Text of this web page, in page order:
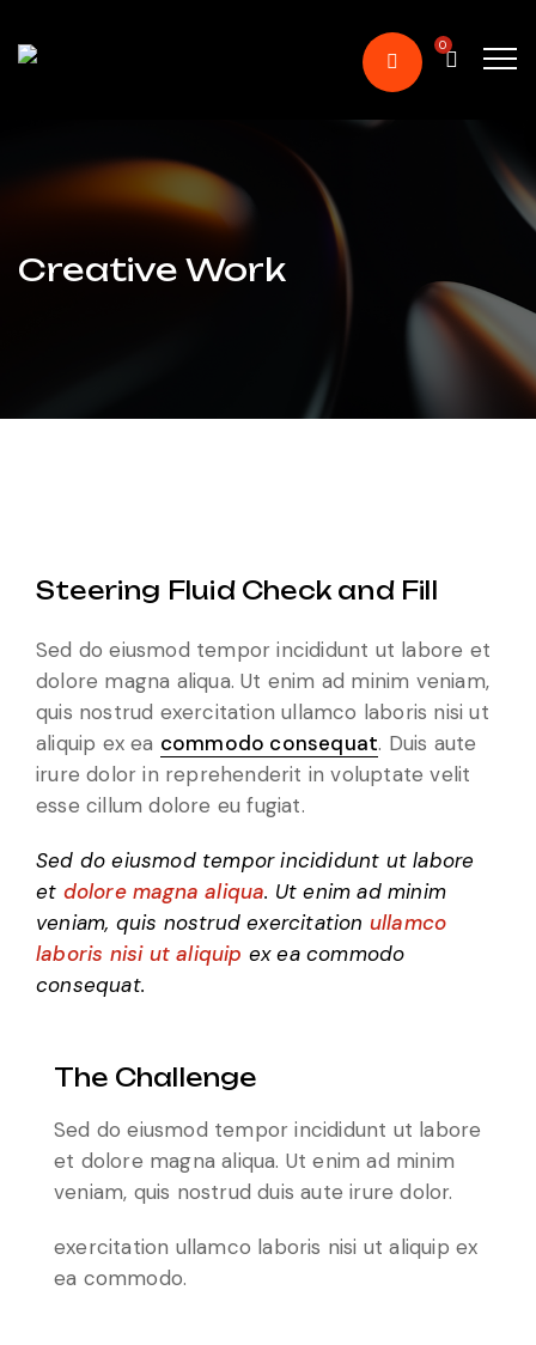
0
Creative Work
Steering Fluid Check and Fill
Sed do eiusmod tempor incididunt ut labore et
dolore magna aliqua. Ut enim ad minim veniam,
quis nostrud exercitation ullamco laboris nisi ut
aliquip ex ea commodo consequat. Duis aute
irure dolor in reprehenderit in voluptate velit
esse cillum dolore eu fugiat.
Sed do eiusmod tempor incididunt ut labore
et dolore magna aliqua. Ut enim ad minim
veniam, quis nostrud exercitation ullamco
laboris nisi ut aliquip ex ea commodo
consequat.
The Challenge
Sed do eiusmod tempor incididunt ut labore
et dolore magna aliqua. Ut enim ad minim
veniam, quis nostrud duis aute irure dolor.
exercitation ullamco laboris nisi ut aliquip ex
ea commodo.